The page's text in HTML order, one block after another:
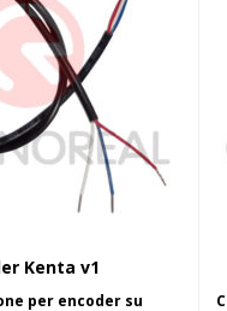
al carrello
Kenta v1
per encoder su